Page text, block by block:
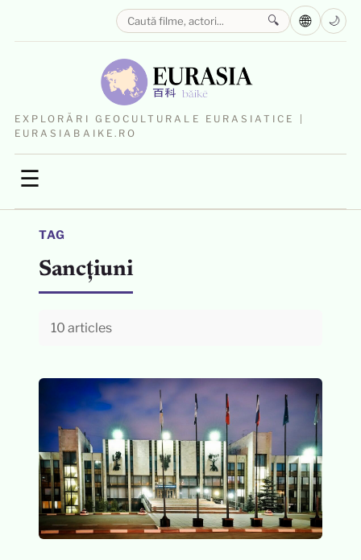
EXPLORĂRI GEOCULTURALE EURASIATICE |
EURASIABAIKE.RO
☰
🔍 🌐 🌙
TAG
Sancțiuni
10 articles